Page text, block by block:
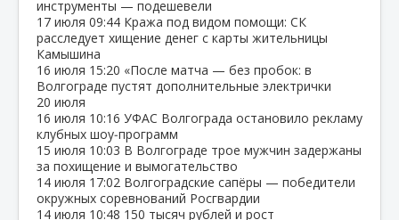
инструменты — подешевели
17 июля 09:44 Кража под видом помощи: СК
расследует хищение денег с карты жительницы
Камышина
16 июля 15:20 «После матча — без пробок: в
Волгограде пустят дополнительные электрички
20 июля
16 июля 10:16 УФАС Волгограда остановило рекламу
клубных шоу‑программ
15 июля 10:03 В Волгограде трое мужчин задержаны
за похищение и вымогательство
14 июля 17:02 Волгоградские сапёры — победители
окружных соревнований Росгвардии
14 июля 10:48 150 тысяч рублей и рост